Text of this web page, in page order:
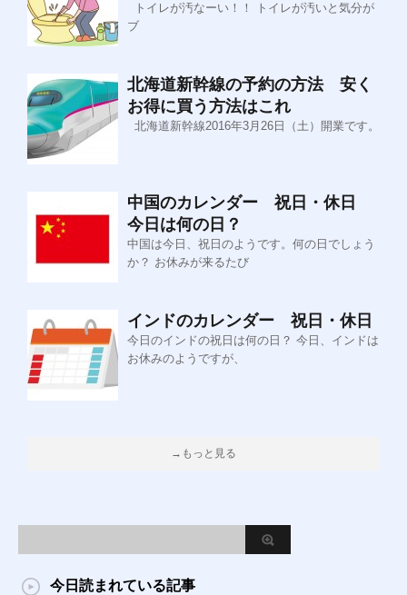
トイレが汚なーい！！ トイレが汚いと気分が
ブ
北海道新幹線の予約の方法 安く
お得に買う方法はこれ
北海道新幹線2016年3月26日（土）開業です。
中国のカレンダー 祝日・休日
今日は何の日？
中国は今日、祝日のようです。何の日でしょう
か？ お休みが来るたび
インドのカレンダー 祝日・休日
今日のインドの祝日は何の日？ 今日、インドは
お休みのようですが、
→もっと見る
今日読まれている記事